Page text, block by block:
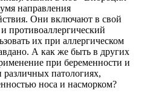
направления
Они включают в свой
противоаллергический
их при аллергическом
А как же быть в других
при беременности и
различных патологиях,
носа и насморком?